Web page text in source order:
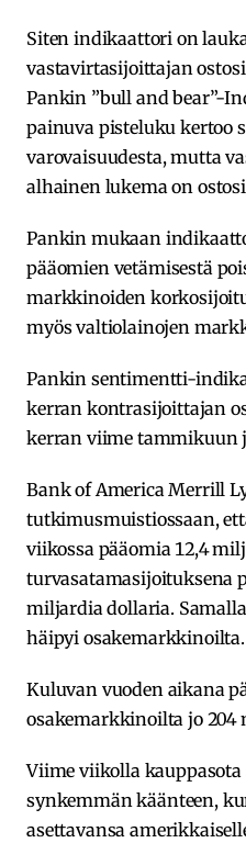
Siten indikaattori on
vastavirtasijoittajan
Pankin ”bull and bear”-
painuva pisteluku kertoo
varovaisuudesta, mutta
alhainen lukema on
Pankin mukaan
pääomien vetämisestä
markkinoiden
myös valtiolainojen
Pankin sentimentti-
kerran kontrasijoittajan
kerran viime tammikuun
Bank of America Merrill
tutkimusmuistiossaan,
viikossa pääomia 12,4
turvasatamasijoituksena
miljardia dollaria.
häipyi osakemarkkinoilta.
Kuluvan vuoden aikana
osakemarkkinoilta jo 204
Viime viikolla kauppasota
synkemmän käänteen,
asettavansa